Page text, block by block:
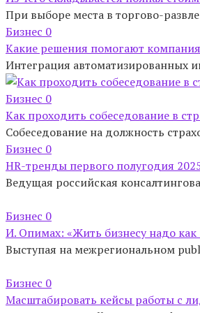
При выборе места в торгово-
Бизнес 0
Какие решения помогают
Интеграция автоматизированных
Бизнес 0
Как проходить собеседование в
Собеседование на должность
Бизнес 0
HR-тренды первого полугодия
Ведущая российская
Бизнес 0
И. Опимах: «Жить бизнесу надо
Выступая на межрегиональном
Бизнес 0
Масштабировать кейсы работы с